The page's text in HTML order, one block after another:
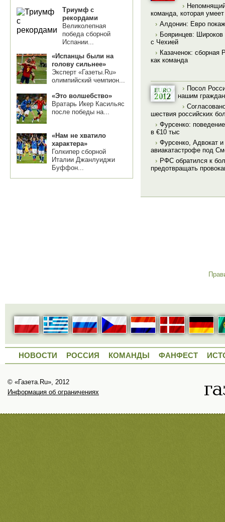
Триумф с
рекордами
Великолепная
победа сборной
Испании...
«Испанцы были на
голову сильнее»
Эксперт «Газеты.Ru»
олимпийский чемпион...
«Это волшебство»
Вратарь Икер Касильяс
после победы на...
«Нам не хватило
характера»
Голкипер сборной
Италии Джанлуиджи
Буффон...
›
команда, которая
› Алдонин: Евро
› Бояринцев:
с Чехией
› Казаченок:
как команда
› Посол
нашим
›
шествия российских
› Фурсенко:
в €10 тыс
› Фурсенко, Адвокат
авиакатастрофе под
› РФС обратился к
предотвращать
НОВОСТИ РОССИЯ КОМАНДЫ ФАНФЕСТ
© «Газета.Ru», 2012
Информация об ограничениях